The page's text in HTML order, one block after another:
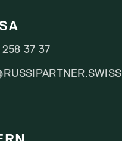
258 37 37